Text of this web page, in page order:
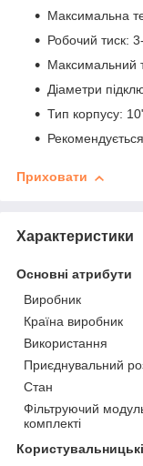
Максимальна
Робочий тиск:
Максимальний
Діаметри
Тип корпусу:
Приховати
Характеристики
Основні атрибути
Виробник
Країна виробник
Використання
Приєднувальний
Стан
Фільтруючий
комплекті